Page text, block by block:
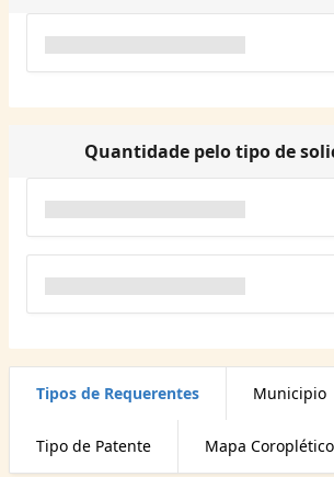
Quantidade pelo tipo de
Tipos de Requerentes Municipio
Tipo de Patente Mapa Coroplético